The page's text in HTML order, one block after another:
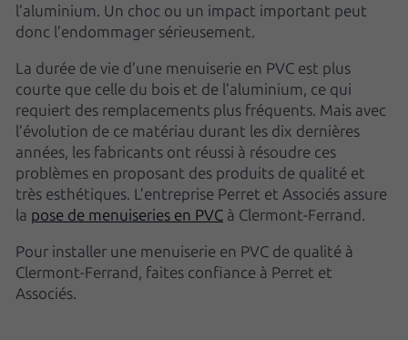
l’aluminium. Un choc ou un impact important peut
donc l’endommager sérieusement.
La durée de vie d’une menuiserie en PVC est plus
courte que celle du bois et de l’aluminium, ce qui
requiert des remplacements plus fréquents. Mais avec
l’évolution de ce matériau durant les dix dernières
années, les fabricants ont réussi à résoudre ces
problèmes en proposant des produits de qualité et
très esthétiques. L’entreprise Perret et Associés assure
la pose de menuiseries en PVC à Clermont-Ferrand.
Pour installer une menuiserie en PVC de qualité à
Clermont-Ferrand, faites confiance à Perret et
Associés.